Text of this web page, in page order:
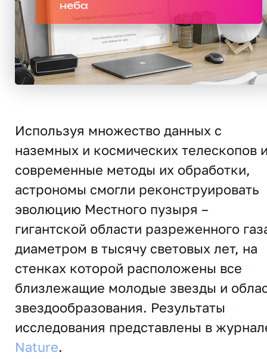
неба
Используя множество данных с
наземных и космических телескопов
современные методы их обработки,
астрономы смогли реконструировать
эволюцию Местного пузыря –
гигантской области разреженного
диаметром в тысячу световых лет, на
стенках которой расположены все
близлежащие молодые звезды и
звездообразования. Результаты
исследования представлены в
Nature.